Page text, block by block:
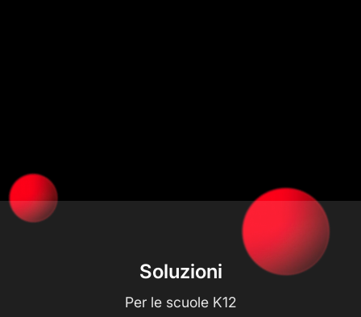
Soluzioni
Per le scuole K12